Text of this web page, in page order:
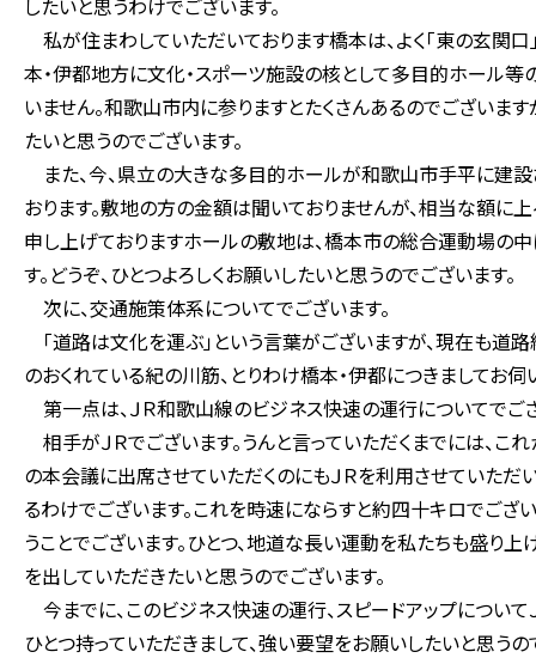
したいと思うわけでございます。
私が住まわしていただいております橋本は、よく「東の玄関
本・伊都地方に文化・スポーツ施設の核として多目的ホール
いません。和歌山市内に参りますとたくさんあるのでございま
たいと思うのでございます。
また、今、県立の大きな多目的ホールが和歌山市手平に建設
おります。敷地の方の金額は聞いておりませんが、相当な額に
申し上げておりますホールの敷地は、橋本市の総合運動場の
す。どうぞ、ひとつよろしくお願いしたいと思うのでございます。
次に、交通施策体系についてでございます。
「道路は文化を運ぶ」という言葉がございますが、現在も道
のおくれている紀の川筋、とりわけ橋本・伊都につきましてお伺
第一点は、ＪＲ和歌山線のビジネス快速の運行についてでご
相手がＪＲでございます。うんと言っていただくまでには、
の本会議に出席させていただくのにもＪＲを利用させていた
るわけでございます。これを時速にならすと約四十キロでござ
うことでございます。ひとつ、地道な長い運動を私たちも盛り
を出していただきたいと思うのでございます。
今までに、このビジネス快速の運行、スピードアップについ
ひとつ持っていただきまして、強い要望をお願いしたいと思うの